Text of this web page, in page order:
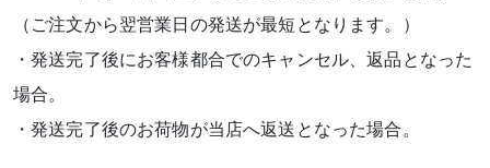
（ご注文から翌営業日の発送が最短となります。）
・発送完了後にお客様都合でのキャンセル、返品となった
場合。
・発送完了後のお荷物が当店へ返送となった場合。